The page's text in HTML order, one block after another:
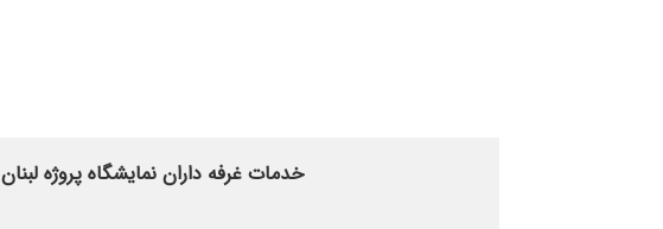
خدمات غرفه داران نمایشگاه پروژه لبنان